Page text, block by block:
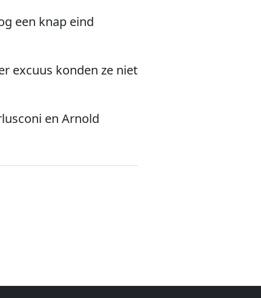
een knap eind
excuus konden ze niet
en Arnold